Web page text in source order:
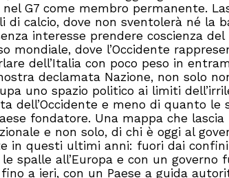
G7 come membro permanente.
di calcio, dove non sventolerà né la
interesse prendere coscienza
mondiale, dove l’Occidente
dell’Italia con poco peso in
declamata Nazione, non solo
uno spazio politico ai limiti
dell’Occidente e meno di quanto le
fondatore. Una mappa che
e non solo, di chi è oggi al
in questi ultimi anni: fuori dai
spalle all’Europa e con un
fino a ieri, con un Paese a guida